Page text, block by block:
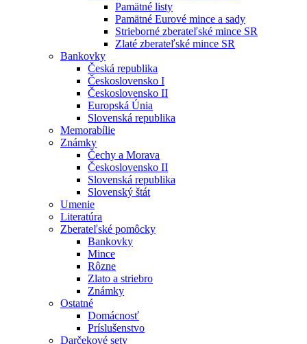
Pamätné listy
Pamätné Eurové mince a sady
Strieborné zberateľské mince SR
Zlaté zberateľské mince SR
Bankovky
Česká republika
Československo I
Československo II
Europská Únia
Slovenská republika
Memorabílie
Známky
Čechy a Morava
Československo II
Slovenská republika
Slovenský štát
Umenie
Literatúra
Zberateľské pomôcky
Bankovky
Mince
Rôzne
Zlato a striebro
Známky
Ostatné
Domácnosť
Príslušenstvo
Darčekové sety